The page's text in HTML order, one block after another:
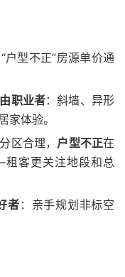
户型不正”房源单价通
职业者：斜墙、异形
家体验。
区合理， 户型不正在
客更关注地段和总
者 ：亲手规划非标空